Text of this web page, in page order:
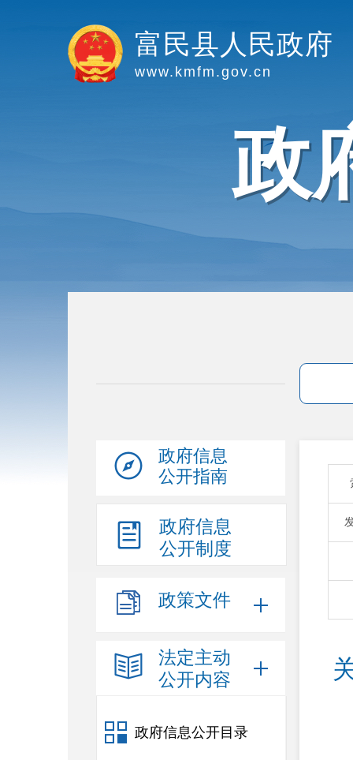
富民县人民政府
www.kmfm.gov.cn
政
政府信息
公开指南
政府信息
公开制度
政策文件
法定主动
公开内容
政府信息公开目录